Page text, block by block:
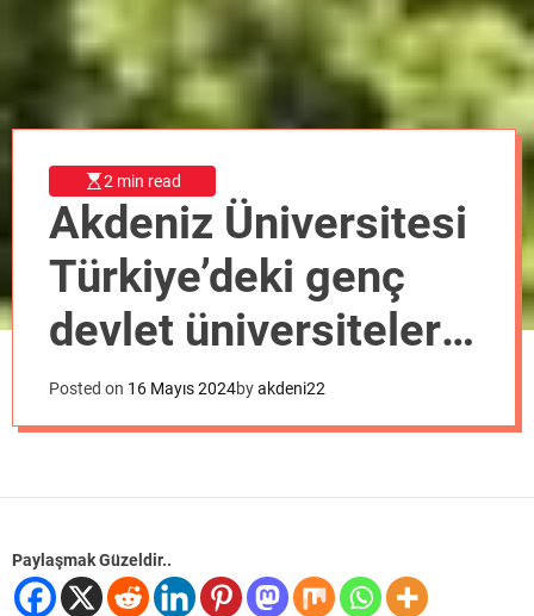
2 min read
Akdeniz Üniversitesi
Türkiye’deki genç
devlet üniversiteleri
arasında ilk sırada
Posted on 16 Mayıs 2024byakdeni22
Paylaşmak Güzeldir..